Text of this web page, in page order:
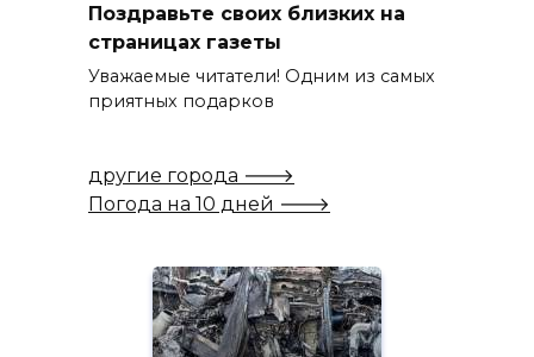
Поздравьте своих близких на
страницах газеты
Уважаемые читатели! Одним из самых
приятных подарков
другие города 🡒
Погода на 10 дней 🡒